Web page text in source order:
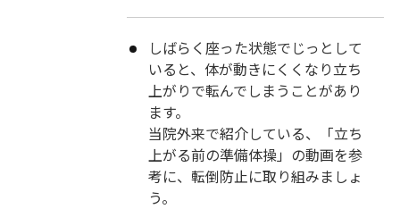
しばらく座った状態でじっとして
いると、体が動きにくくなり立ち
上がりで転んでしまうことがあり
ます。
当院外来で紹介している、「立ち
上がる前の準備体操」の動画を参
考に、転倒防止に取り組みましょ
う。